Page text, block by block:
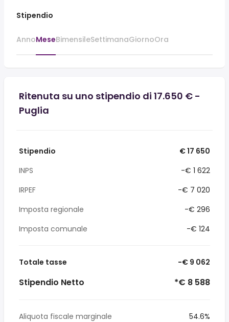
Stipendio
AnnoMeseBimensileSettimanaGiornoOra
Ritenuta su uno stipendio di 17.650 € -
Puglia
Stipendio
€ 17 650
INPS
-€ 1 622
IRPEF
-€ 7 020
Imposta regionale
-€ 296
Imposta comunale
-€ 124
Totale tasse -€ 9 062
Stipendio Netto *€ 8 588
Aliquota fiscale marginale
54.6%